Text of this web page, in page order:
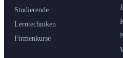
Studierende
Lerntechniken
Firmenkurse